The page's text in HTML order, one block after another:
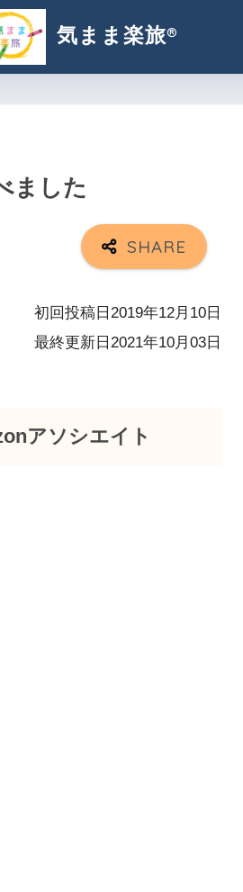
気まま楽旅®︎
ました
初回投稿日2019年12月10日
最終更新日2021年10月03日
アソシエイト